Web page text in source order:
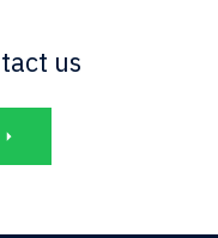
us